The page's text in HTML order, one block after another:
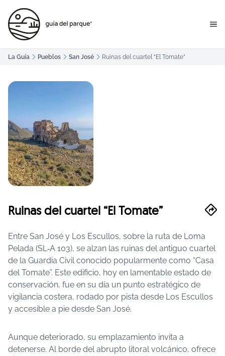
La Guía Pueblos San José Ruinas del cuartel “El Tomate”
Ruinas del cuartel “El Tomate”
Entre San José y Los Escullos, sobre la ruta de Loma
Pelada (SL‑A 103), se alzan las ruinas del antiguo cuartel
de la Guardia Civil conocido popularmente como “Casa
del Tomate”. Este edificio, hoy en lamentable estado de
conservación, fue en su día un punto estratégico de
vigilancia costera, rodado por pista desde Los Escullos
y accesible a pie desde San José.
Aunque deteriorado, su emplazamiento invita a
detenerse. Al borde del abrupto litoral volcánico, ofrece